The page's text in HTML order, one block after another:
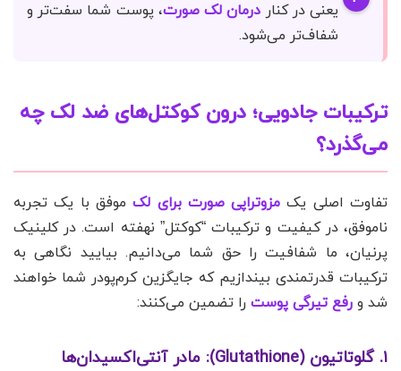
یعنی در کنار درمان لک صورت، پوست شما سفت‌تر و
شفاف‌تر می‌شود.
ترکیبات جادویی؛ درون کوکتل‌های ضد لک چه
می‌گذرد؟
تفاوت اصلی یک مزوتراپی صورت برای لکموفق با یک تجربه
ناموفق، در کیفیت و ترکیبات “کوکتل” نهفته است. در کلینیک
پرنیان، ما شفافیت را حق شما می‌دانیم. بیایید نگاهی به
ترکیبات قدرتمندی بیندازیم که جایگزین کرم‌پودر شما خواهند
شد و رفع تیرگی پوست را تضمین می‌کنند:
۱. گلوتاتیون (Glutathione): مادر آنتی‌اکسیدان‌ها